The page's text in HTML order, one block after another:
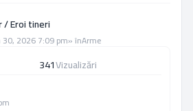
/ Eroi tineri
30, 2026 7:09 pm» înArme
341Vizualizări